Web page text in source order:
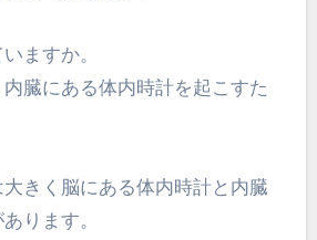
ますか。
臓にある体内時計を起こすた
きく脳にある体内時計と内臓
ります。